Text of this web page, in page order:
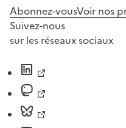
Abonnez-vousVoir nos
Suivez-nous
sur les réseaux sociaux